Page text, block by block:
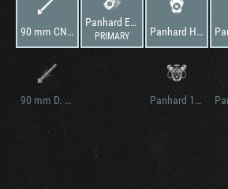
90 mm CN 90 F3
90 mm D. 921
Panhard EBR 90
PRIMARY Panhard H-101
Panhard 12H 6000 mle. 63